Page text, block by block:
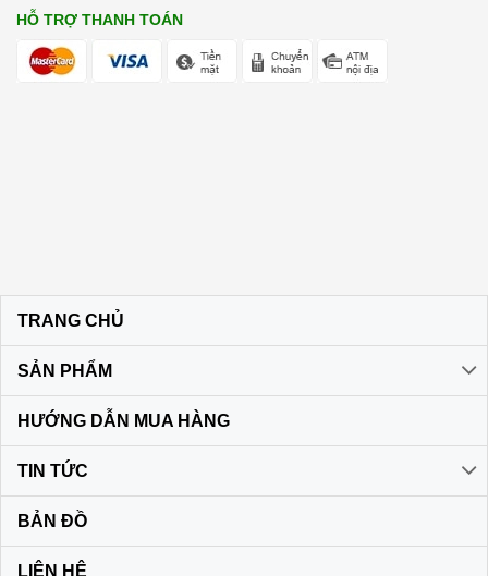
HỖ TRỢ THANH TOÁN
TRANG CHỦ
SẢN PHẨM
HƯỚNG DẪN MUA HÀNG
TIN TỨC
BẢN ĐỒ
LIÊN HỆ